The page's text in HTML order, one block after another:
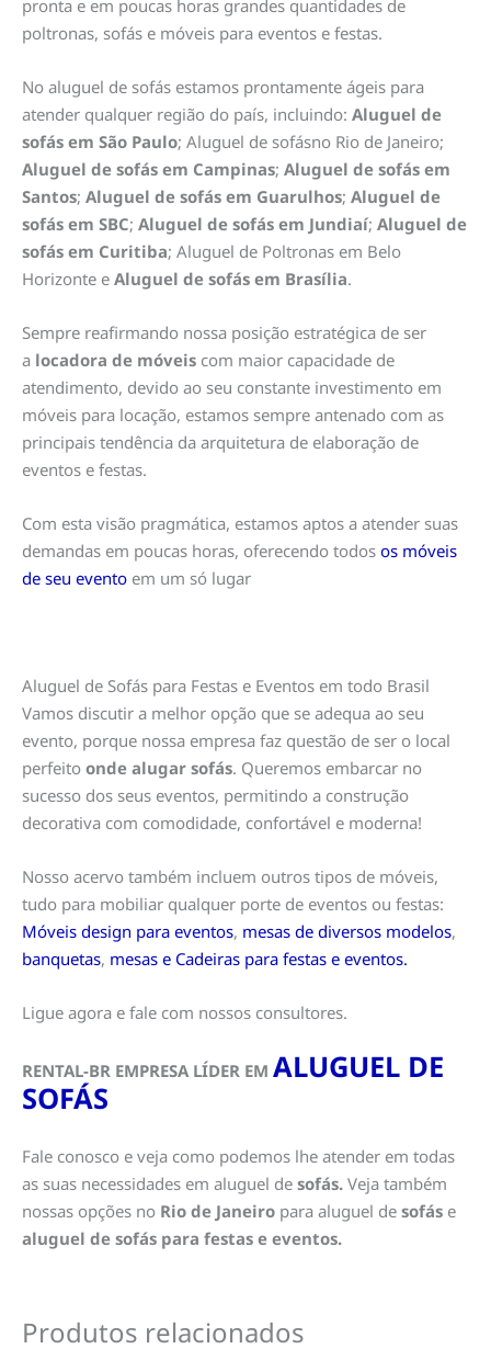
pronta e em poucas horas grandes quantidades de
poltronas, sofás e móveis para eventos e festas.
No aluguel de sofás estamos prontamente ágeis para
atender qualquer região do país, incluindo: Aluguel de
sofás em São Paulo; Aluguel de sofásno Rio de Janeiro;
Aluguel de sofás em Campinas; Aluguel de sofás em
Santos; Aluguel de sofás em Guarulhos; Aluguel de
sofás em SBC; Aluguel de sofás em Jundiaí; Aluguel de
sofás em Curitiba; Aluguel de Poltronas em Belo
Horizonte e Aluguel de sofás em Brasília.
Sempre reafirmando nossa posição estratégica de ser
a locadora de móveis com maior capacidade de
atendimento, devido ao seu constante investimento em
móveis para locação, estamos sempre antenado com as
principais tendência da arquitetura de elaboração de
eventos e festas.
Com esta visão pragmática, estamos aptos a atender suas
demandas em poucas horas, oferecendo todos os móveis
de seu evento em um só lugar
Aluguel de Sofás para Festas e Eventos em todo Brasil
Vamos discutir a melhor opção que se adequa ao seu
evento, porque nossa empresa faz questão de ser o local
perfeito onde alugar sofás. Queremos embarcar no
sucesso dos seus eventos, permitindo a construção
decorativa com comodidade, confortável e moderna!
Nosso acervo também incluem outros tipos de móveis,
tudo para mobiliar qualquer porte de eventos ou festas:
Móveis design para eventos, mesas de diversos modelos,
banquetas, mesas e Cadeiras para festas e eventos.
Ligue agora e fale com nossos consultores.
RENTAL-BR EMPRESA LÍDER EM ALUGUEL DE
SOFÁS
Fale conosco e veja como podemos lhe atender em todas
as suas necessidades em aluguel de sofás. Veja também
nossas opções no Rio de Janeiro para aluguel de sofás e
aluguel de sofás para festas e eventos.
Produtos relacionados